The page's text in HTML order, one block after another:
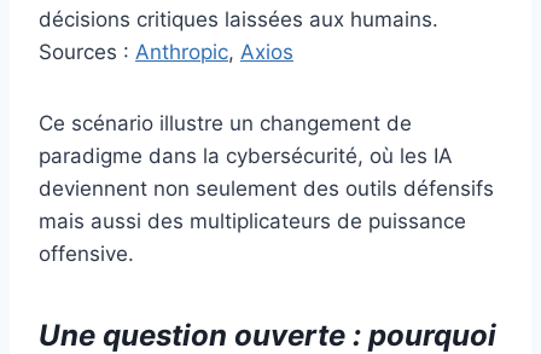
décisions critiques laissées aux humains.
Sources : Anthropic, Axios
Ce scénario illustre un changement de
paradigme dans la cybersécurité, où les IA
deviennent non seulement des outils défensifs
mais aussi des multiplicateurs de puissance
offensive.
Une question ouverte : pourquoi